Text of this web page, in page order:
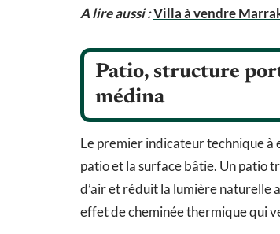
A lire aussi :Villa à vendre
Patio, structure
médina
Le premier indicateur technique à
patio et la surface bâtie. Un patio
d’air et réduit la lumière naturelle
effet de cheminée thermique qui